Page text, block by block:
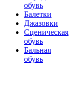
обувь
Балетки
Джазовки
Сценическая
обувь
Бальная
обувь